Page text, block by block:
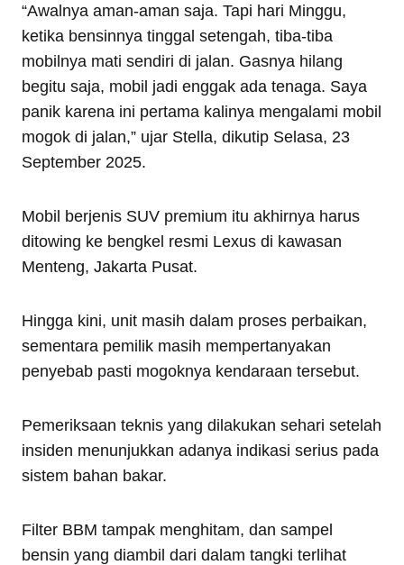
“Awalnya aman-aman saja. Tapi hari Minggu,
ketika bensinnya tinggal setengah, tiba-tiba
mobilnya mati sendiri di jalan. Gasnya hilang
begitu saja, mobil jadi enggak ada tenaga. Saya
panik karena ini pertama kalinya mengalami mobil
mogok di jalan,” ujar Stella, dikutip Selasa, 23
September 2025.
Mobil berjenis SUV premium itu akhirnya harus
ditowing ke bengkel resmi Lexus di kawasan
Menteng, Jakarta Pusat.
Hingga kini, unit masih dalam proses perbaikan,
sementara pemilik masih mempertanyakan
penyebab pasti mogoknya kendaraan tersebut.
Pemeriksaan teknis yang dilakukan sehari setelah
insiden menunjukkan adanya indikasi serius pada
sistem bahan bakar.
Filter BBM tampak menghitam, dan sampel
bensin yang diambil dari dalam tangki terlihat